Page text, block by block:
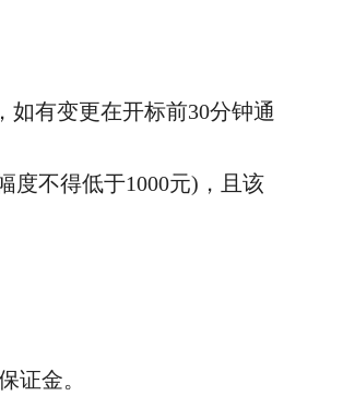
有变更在开标前30分钟通
不得低于1000元)，且该
证金。